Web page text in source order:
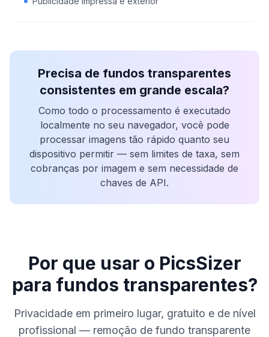
Precisa de fundos transparentes
consistentes em grande escala?
Como todo o processamento é executado
localmente no seu navegador, você pode
processar imagens tão rápido quanto seu
dispositivo permitir — sem limites de taxa, sem
cobranças por imagem e sem necessidade de
chaves de API.
Por que usar o PicsSizer
para fundos transparentes?
Privacidade em primeiro lugar, gratuito e de nível
profissional — remoção de fundo transparente